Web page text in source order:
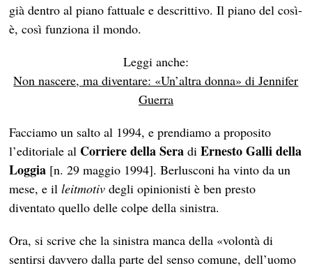
già dentro al piano fattuale e descrittivo. Il piano del così-
è, così funziona il mondo.
Leggi anche:
Non nascere, ma diventare: «Un’altra donna» di Jennifer
Guerra
Facciamo un salto al 1994, e prendiamo a proposito
l’editoriale al Corriere della SeradiErnesto Galli della
Loggia [n. 29 maggio 1994]. Berlusconi ha vinto da un
mese, e illeitmotivdegli opinionisti è ben presto
diventato quello delle colpe della sinistra.
Ora, si scrive che la sinistra manca della «volontà di
sentirsi davvero dalla parte del senso comune, dell’uomo